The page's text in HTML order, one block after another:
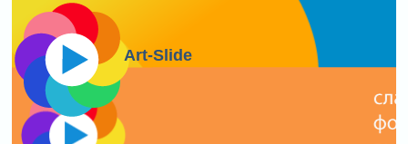
Art-Slide